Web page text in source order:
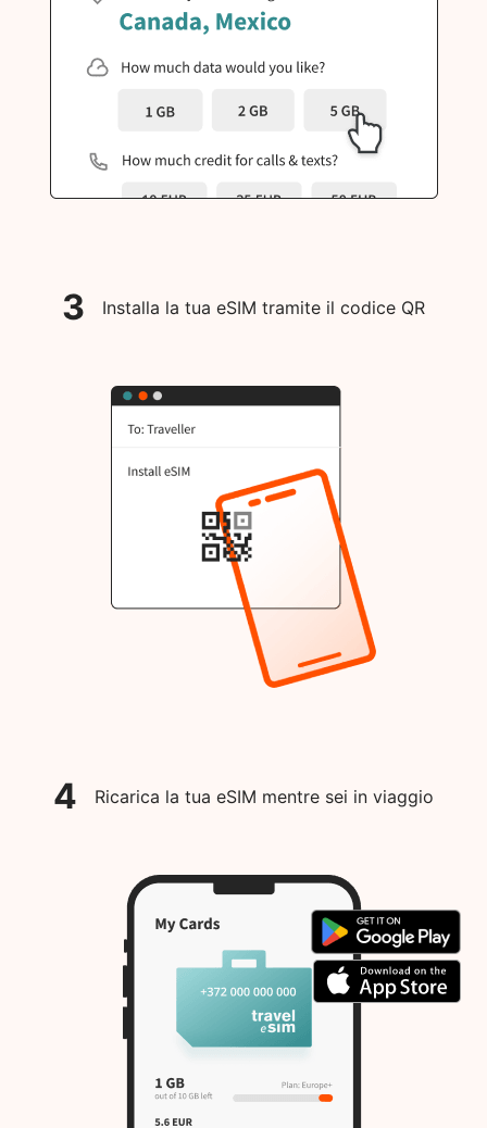
3 Installa la tua eSIM tramite il codice QR
4 Ricarica la tua eSIM mentre sei in viaggio